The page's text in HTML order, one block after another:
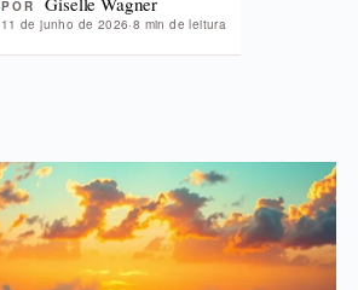
POR
11 de junho de 2026·8 min de leitura